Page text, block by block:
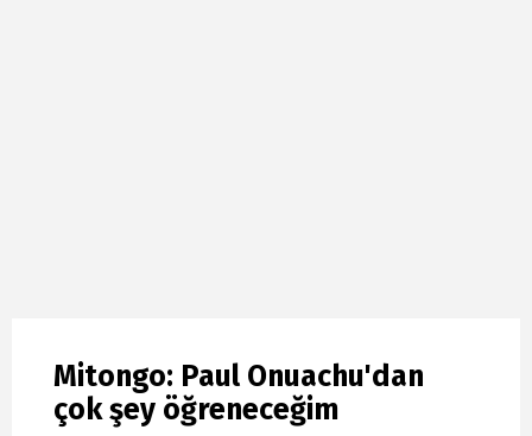
Mitongo: Paul Onuachu'dan
çok şey öğreneceğim